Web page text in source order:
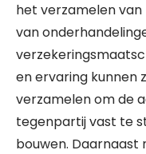
het verzamelen
van
en ervaring kunnen
verzamelen om de
tegenpartij vast te
bouwen. Daarnaast